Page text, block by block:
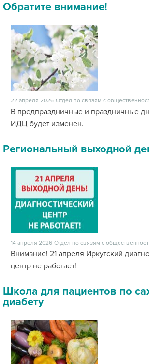
Обратите внимание!
22 апреля 2026 Отдел по связям с
В предпраздничные и праздничные
ИДЦ будет изменен.
Региональный выходной
14 апреля 2026 Отдел по связям с
Внимание! 21 апреля Иркутский
центр не работает!
Школа для пациентов по
диабету